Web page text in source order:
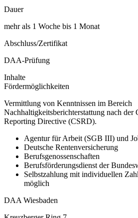
Dauer
mehr als 1 Woche bis 1 Monat
Abschluss/Zertifikat
DAA-Prüfung
Inhalte
Fördermöglichkeiten
Vermittlung von Kenntnissen im Bereich
Nachhaltigkeitsberichterstattung nach der
Reporting Directive (CSRD).
Agentur für Arbeit (SGB III) und
Deutsche Rentenversicherung
Berufsgenossenschaften
Berufsförderungsdienst der
Selbstzahlung mit individuellen
möglich
DAA Wiesbaden